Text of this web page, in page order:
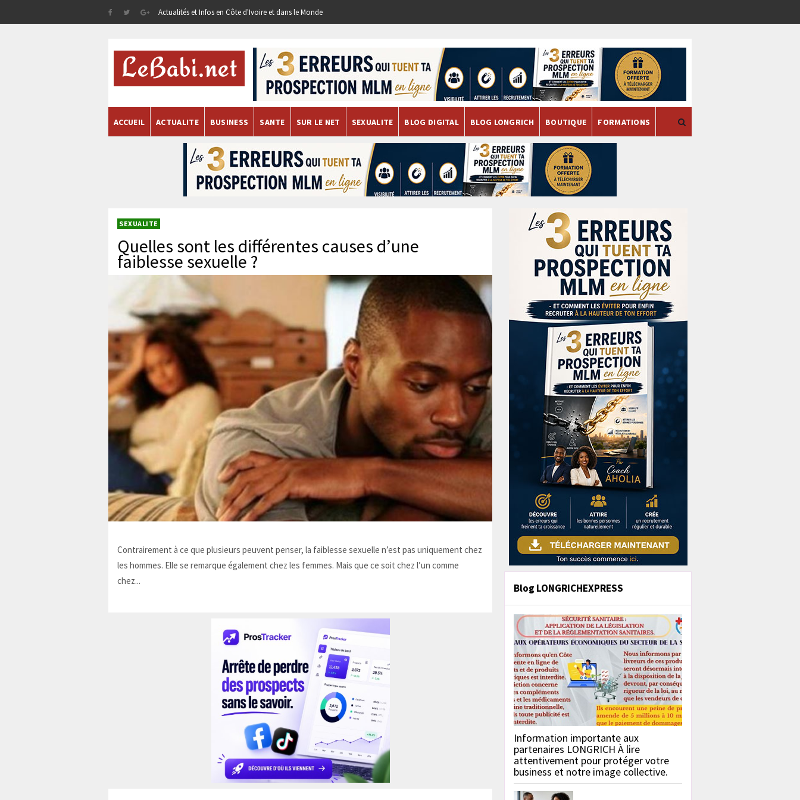
Actualités et Infos en Côte d'Ivoire et dans le Monde
ACCUEIL ACTUALITE BUSINESS SANTE SUR LE NET SEXUALITE BLOG DIGITAL BLOG LONGRICH BOUTIQUE FORMATIONS
SEXUALITE
Quelles sont les différentes causes d’une
faiblesse sexuelle ?
Contrairement à ce que plusieurs peuvent penser, la faiblesse sexuelle n’est pas uniquement chez
les hommes. Elle se remarque également chez les femmes. Mais que ce soit chez l’un comme
chez...
Blog LONGRICHEXPRESS
Information importante aux
partenaires LONGRICH À lire
attentivement pour protéger votre
business et notre image collective.